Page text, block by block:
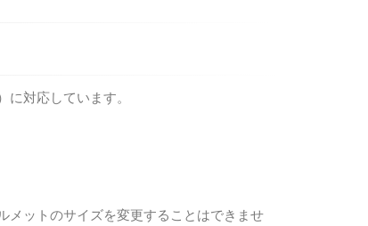
対応しています。
メットのサイズを変更することはできませ